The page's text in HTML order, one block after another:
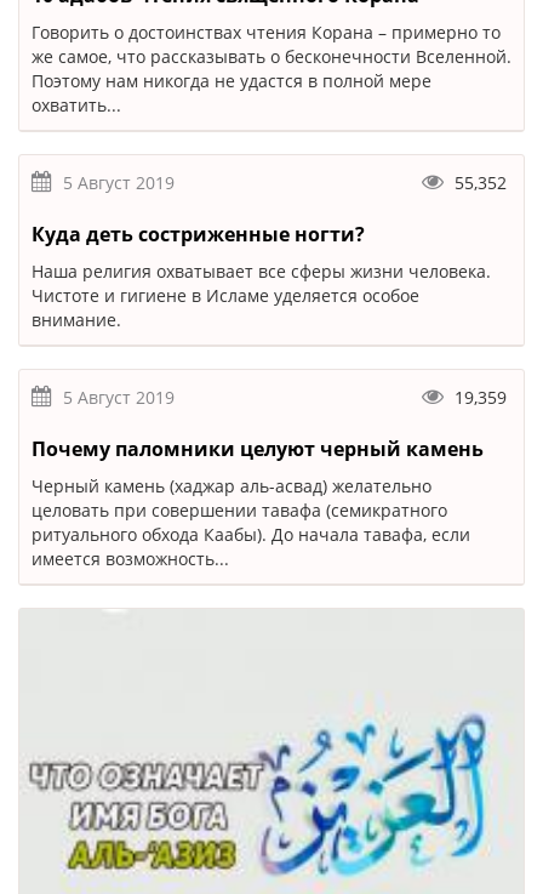
Говорить о достоинствах чтения Корана – примерно то
же самое, что рассказывать о бесконечности Вселенной.
Поэтому нам никогда не удастся в полной мере
охватить...
5 Август 2019 55,352
Куда деть состриженные ногти?
Наша религия охватывает все сферы жизни человека.
Чистоте и гигиене в Исламе уделяется особое
внимание.
5 Август 2019 19,359
Почему паломники целуют черный камень
Черный камень (хаджар аль-асвад) желательно
целовать при совершении тавафа (семикратного
ритуального обхода Каабы). До начала тавафа, если
имеется возможность...